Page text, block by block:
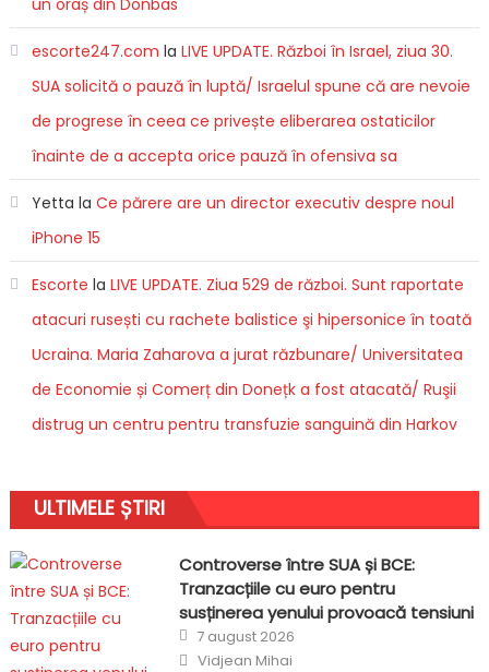
escorte247.com la LIVE UPDATE. Război în Israel, ziua 30.
SUA solicită o pauză în luptă/ Israelul spune că are nevoie
de progrese în ceea ce privește eliberarea ostaticilor
înainte de a accepta orice pauză în ofensiva sa
Yetta la Ce părere are un director executiv despre noul
iPhone 15
Escorte la LIVE UPDATE. Ziua 529 de război. Sunt raportate
atacuri rusești cu rachete balistice şi hipersonice în toată
Ucraina. Maria Zaharova a jurat răzbunare/ Universitatea
de Economie și Comerț din Donețk a fost atacată/ Ruşii
distrug un centru pentru transfuzie sanguină din Harkov
ULTIMELE ȘTIRI
Controverse între SUA și BCE:
Tranzacțiile cu euro pentru
susținerea yenului provoacă tensiuni
Posted
on
7 august 2026
Author
Vidjean Mihai